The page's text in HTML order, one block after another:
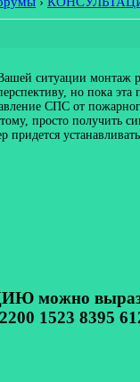
ситуации
но пока
СПС от
просто получить
придется
можно
1523 8395